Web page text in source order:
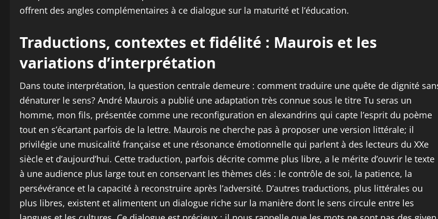
offrent des angles complémentaires à ce dialogue sur la maturité et l’éducation.
Traductions, contextes et fidélité : Maurois et les
variations d’interprétation
Dans toute interprétation, la question centrale demeure : comment traduire une quête de dignité
dénaturer le sens? André Maurois a publié une adaptation très connue sous le titre Tu seras un
homme, mon fils, présentée comme une reconfiguration en alexandrins qui capte l’esprit du poème
tout en s’écartant parfois de la lettre. Maurois ne cherche pas à proposer une version littérale; il
privilégie une musicalité française et une résonance émotionnelle qui parlent à des lecteurs du XXe
siècle et d’aujourd’hui. Cette traduction, parfois décrite comme plus libre, a le mérite d’ouvrir le texte
à une audience plus large tout en conservant les thèmes clés : le contrôle de soi, la patience, la
persévérance et la capacité à reconstruire après l’adversité. D’autres traductions, plus littérales ou
plus libres, existent et alimentent un dialogue riche sur la manière dont le sens circule entre les